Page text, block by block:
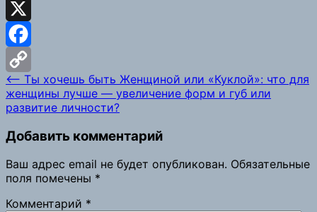
Odnoklassniki
X
Facebook
Copy
Link
Навигация
по
⟵ Ты хочешь быть Женщиной или «Куклой»: что для
женщины лучше — увеличение форм и губ или
развитие личности?
Добавить комментарий
Ваш адрес email не будет опубликован. Обязательные
поля помечены *
Комментарий *